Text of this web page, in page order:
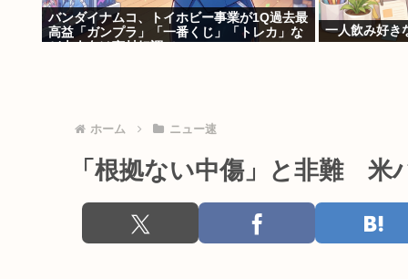
バンダイナムコ、トイホビー事業が1Q過去最
高益「ガンプラ」「一番くじ」「トレカ」な
一人飲み好き
ホーム ニュー速
「根拠ない中傷」と非難